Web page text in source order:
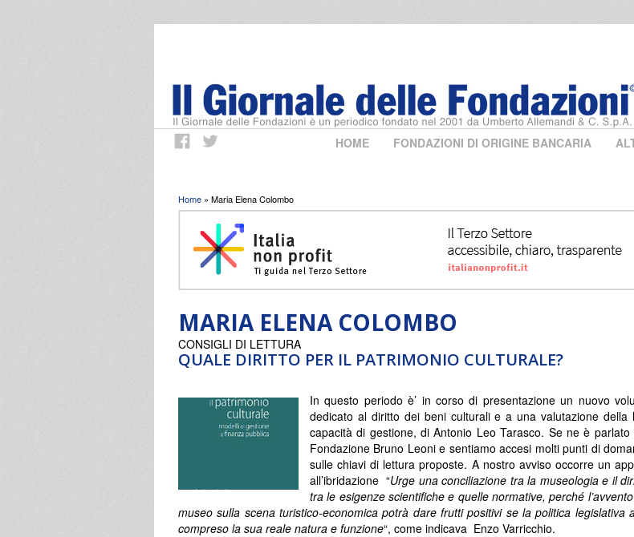
HOME FONDAZIONI DI ORIGINE BANCARIA
Tu sei qui
Home » Maria Elena Colombo
MARIA ELENA COLOMBO
QUALE DIRITTO PER IL PATRIMONIO CULTURALE?
CONSIGLI DI LETTURA
In questo periodo è’ in corso di presentazione un nuovo
dedicato al diritto dei beni culturali e a una valutazione della
capacità di gestione, di Antonio Leo Tarasco. Se ne è parlato
Fondazione Bruno Leoni e sentiamo accesi molti punti di
sulle chiavi di lettura proposte. A nostro avviso occorre un
all’ibridazione “Urge una conciliazione tra la museologia e il
tra le esigenze scientifiche e quelle normative, perché
museo sulla scena turistico-economica potrà dare frutti positivi se la politica legislativa
compreso la sua reale natura e funzione“, come indicava Enzo Varricchio.